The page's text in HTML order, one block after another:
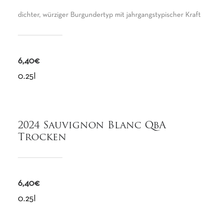
dichter, würziger Burgundertyp mit jahrgangstypischer Kraft
6,40€
0.25l
2024 Sauvignon Blanc QbA
Trocken
6,40€
0.25l